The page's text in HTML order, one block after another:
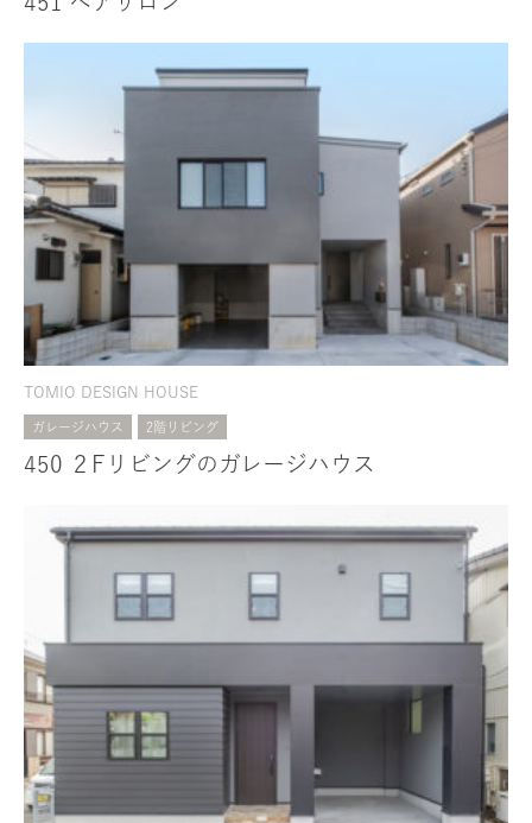
TOMIO DESIGN HOUSE
ガレージハウス 2階リビング
450 ２Fリビングのガレージハウス